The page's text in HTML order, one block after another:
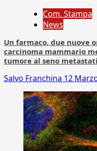
Com. Stampa
News
Un farmaco, due nuove
carcinoma mammario
tumore al seno
Salvo Franchina 12